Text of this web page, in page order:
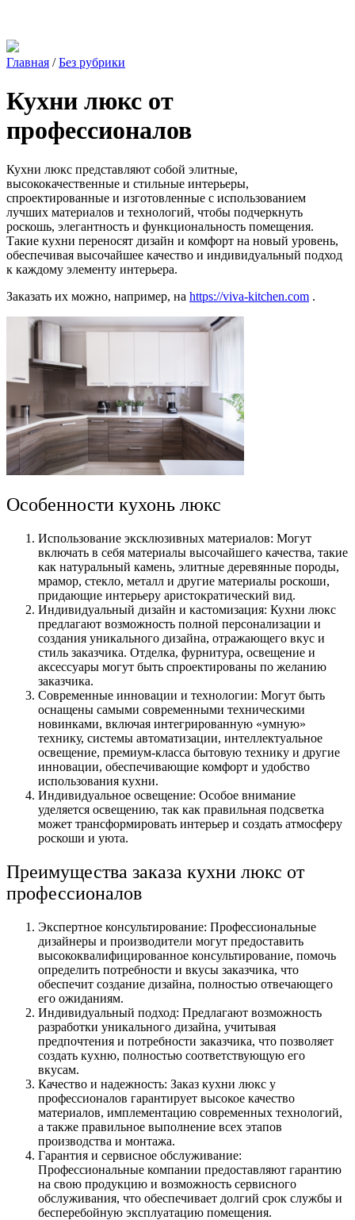
Главная /Без рубрики
Кухни люкс от
профессионалов
Кухни люкс представляют собой элитные,
высококачественные и стильные интерьеры,
спроектированные и изготовленные с использованием
лучших материалов и технологий, чтобы подчеркнуть
роскошь, элегантность и функциональность помещения.
Такие кухни переносят дизайн и комфорт на новый уровень,
обеспечивая высочайшее качество и индивидуальный подход
к каждому элементу интерьера.
Заказать их можно, например, на https://viva-kitchen.com .
Особенности кухонь люкс
Использование эксклюзивных материалов: Могут
включать в себя материалы высочайшего качества, такие
как натуральный камень, элитные деревянные породы,
мрамор, стекло, металл и другие материалы роскоши,
придающие интерьеру аристократический вид.
Индивидуальный дизайн и кастомизация: Кухни люкс
предлагают возможность полной персонализации и
создания уникального дизайна, отражающего вкус и
стиль заказчика. Отделка, фурнитура, освещение и
аксессуары могут быть спроектированы по желанию
заказчика.
Современные инновации и технологии: Могут быть
оснащены самыми современными техническими
новинками, включая интегрированную «умную»
технику, системы автоматизации, интеллектуальное
освещение, премиум-класса бытовую технику и другие
инновации, обеспечивающие комфорт и удобство
использования кухни.
Индивидуальное освещение: Особое внимание
уделяется освещению, так как правильная подсветка
может трансформировать интерьер и создать атмосферу
роскоши и уюта.
Преимущества заказа кухни люкс от
профессионалов
Экспертное консультирование: Профессиональные
дизайнеры и производители могут предоставить
высококвалифицированное консультирование, помочь
определить потребности и вкусы заказчика, что
обеспечит создание дизайна, полностью отвечающего
его ожиданиям.
Индивидуальный подход: Предлагают возможность
разработки уникального дизайна, учитывая
предпочтения и потребности заказчика, что позволяет
создать кухню, полностью соответствующую его
вкусам.
Качество и надежность: Заказ кухни люкс у
профессионалов гарантирует высокое качество
материалов, имплементацию современных технологий,
а также правильное выполнение всех этапов
производства и монтажа.
Гарантия и сервисное обслуживание:
Профессиональные компании предоставляют гарантию
на свою продукцию и возможность сервисного
обслуживания, что обеспечивает долгий срок службы и
бесперебойную эксплуатацию помещения.